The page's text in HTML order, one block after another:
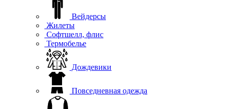
Вейдерсы
Жилеты
Софтшелл, флис
Термобелье
Дождевики
Повседневная одежда